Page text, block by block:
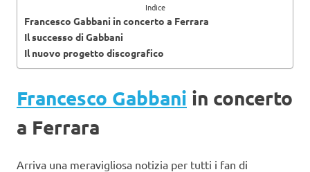
Indice
Francesco Gabbani in concerto a Ferrara
Il successo di Gabbani
Il nuovo progetto discografico
Francesco Gabbani in concerto
a Ferrara
Arriva una meravigliosa notizia per tutti i fan di